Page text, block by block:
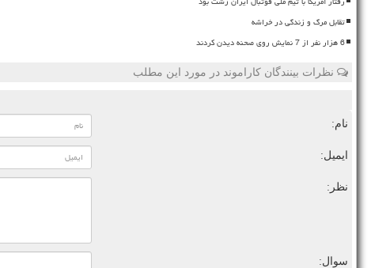
تقابل مرگ و زندگی در خراشه
6 هزار نفر از 7 نمایش روی صحنه دیدن کردند
نظرات بینندگان کاراموند در مورد این مطلب
نام:
ایمیل:
نظر:
سوال: